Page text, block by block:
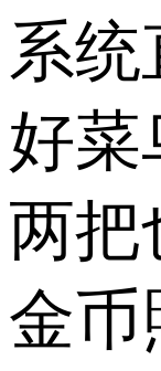
系
好菜
两把
金币